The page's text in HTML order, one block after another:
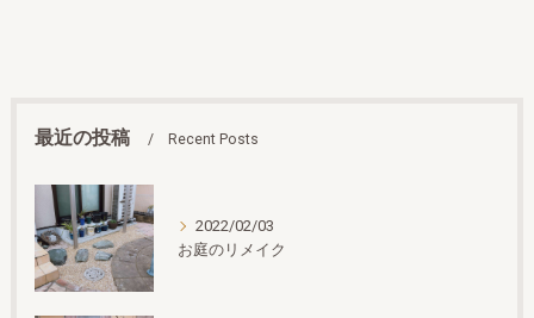
最近の投稿 Recent Posts
2022/02/03
お庭のリメイク